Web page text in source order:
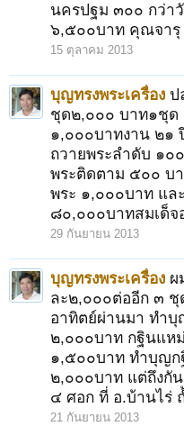
นครปฐม ๓๐๐ กว่า
๖,๕๐๐บาท คุณจา
15 ตุลาคม 2013
บุญทรงพระเครื่อง ป
ชุด๒,๐๐๐ บาท๑ชุด
๑,๐๐๐บาทงาน ๒๑
ถวายพระลำดับ ๑๐
พระติดตาม ๕๐๐ บ
พระ ๑,๐๐๐บาท แล
๘๐,๐๐๐บาทสมเด็
29 กันยายน 2013
บุญทรงพระเครื่อง ผ
ละ๒,๐๐๐ต่ออีก ๓ ชุ
อาทิตย์ผ่านมา ทำ
๒,๐๐๐บาท กฐินแห
๑,๕๐๐บาท ทำบุญ
๒,๐๐๐บาท แต่ถึงกั
๔ ศอก ที่ อ.บ้านไร่
21 กันยายน 2013